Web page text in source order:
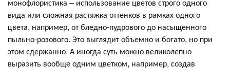
вида или сложная растяжка оттенков в рамках одного
цвета, например, от бледно-пудрового до насыщенного
пыльно-розового. Это выглядит объемно и богато, но при
этом сдержанно. А иногда суть можно великолепно
выразить вообще одним цветком, например, создав